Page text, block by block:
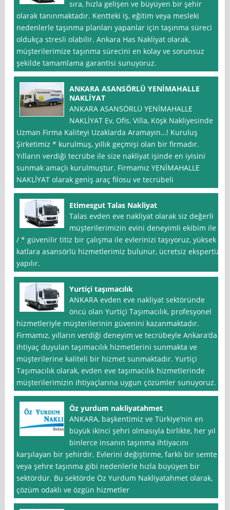
sıra, hızla gelişen ve büyüyen bir şehir
olarak tanınmaktadır. Kentteki iş, eğitim veya mesleki
nedenlerle taşınma planları yapanlar için taşınma süreci
oldukça stresli olabilir. Ankara Has Nakliyat olarak,
müşterilerimize taşınma sürecini en kolay ve sorunsuz
şekilde tamamlama garantisi sunuyoruz.
ANKARA ASANSÖRLÜ YENİMAHALLE
NAKLİYAT
ANKARA ASANSÖRLÜ YENİMAHALLE
NAKLİYAT Ev, Ofis, Villa, Köşk Nakliyesinde
Uzman Firma Kaliteyi Uzaklarda Aramayın…! Kuruluş
Şirketimiz * kurulmuş, yıllık geçmişi olan bir firmadır.
Yılların verdiği tecrübe ile size nakliyat işinde en iyisini
sunmak amaçlı kurulmuştur. Firmamız YENİMAHALLE
NAKLİYAT olarak geniş araç filosu ve tecrübeli
Etimesgut Talas Nakliyat
Talas evden eve nakliyat olarak siz değerli
müşterilerimizin evini deneyimli ekibim ile *
/ * güvenilir titiz bir çalışma ile evlerinizi taşıyoruz, yüksek
katlara asansörlü hizmetlerimiz bulunur, ücretsiz ekspertiz
yapılır.
Yurtiçi taşımacılık
ANKARA evden eve nakliyat sektöründe
öncü olan Yurtiçi Taşımacılık, profesyonel
hizmetleriyle müşterilerinin güvenini kazanmaktadır.
Firmamız, yılların verdiği deneyim ve tecrübeyle Ankara‘da
ihtiyaç duyulan taşımacılık hizmetlerini sunmakta ve
müşterilerine kaliteli bir hizmet sunmaktadır. Yurtiçi
Taşımacılık olarak, evden eve taşımacılık hizmetlerinde
müşterilerimizin ihtiyaçlarına uygun çözümler sunuyoruz.
Öz yurdum nakliyatahmet
ANKARA, başkentimiz ve Türkiye’nin en
büyük ikinci şehri olmasıyla birlikte, her yıl
binlerce insanın taşınma ihtiyacını
karşılayan bir şehirdir. Evlerini değiştirme, farklı bir semte
veya şehre taşınma gibi nedenlerle hızla büyüyen bir
sektördür. Bu sektörde Öz Yurdum Nakliyatahmet olarak,
çözüm odaklı ve özgün hizmetler